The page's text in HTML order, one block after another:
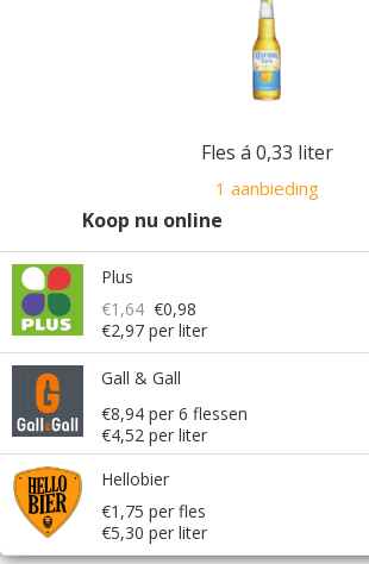
Fles á 0,33 liter
1 aanbieding
Koop nu online
Plus
€1,64 €0,98
€2,97 per liter
Gall & Gall
€8,94 per 6 flessen
€4,52 per liter
Hellobier
€1,75 per fles
€5,30 per liter